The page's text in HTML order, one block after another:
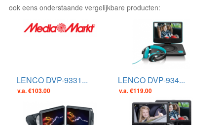
ook eens onderstaande vergelijkbare producten:
LENCO DVP-9331...
v.a. €103.00
LENCO DVP-934...
v.a. €119.00